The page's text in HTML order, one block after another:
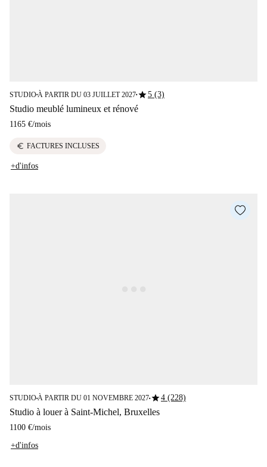
STUDIO■À PARTIR DU 03 JUILLET 2027■star5 (3)
Studio meublé lumineux et rénové
1165 €/mois
euro FACTURES INCLUSES
+d'infos
STUDIO■À PARTIR DU 01 NOVEMBRE 2027■star4 (228)
Studio à louer à Saint-Michel, Bruxelles
1100 €/mois
+d'infos